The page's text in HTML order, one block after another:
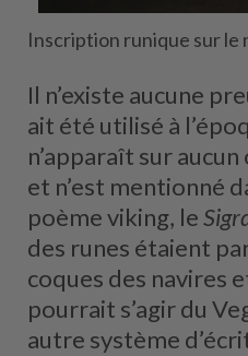
Inscription runique sur le
Il n’existe aucune
ait été utilisé à
n’apparaît sur
et n’est mentionné
poème viking, le
des runes étaient
coques des navires
pourrait s’agir du
autre système